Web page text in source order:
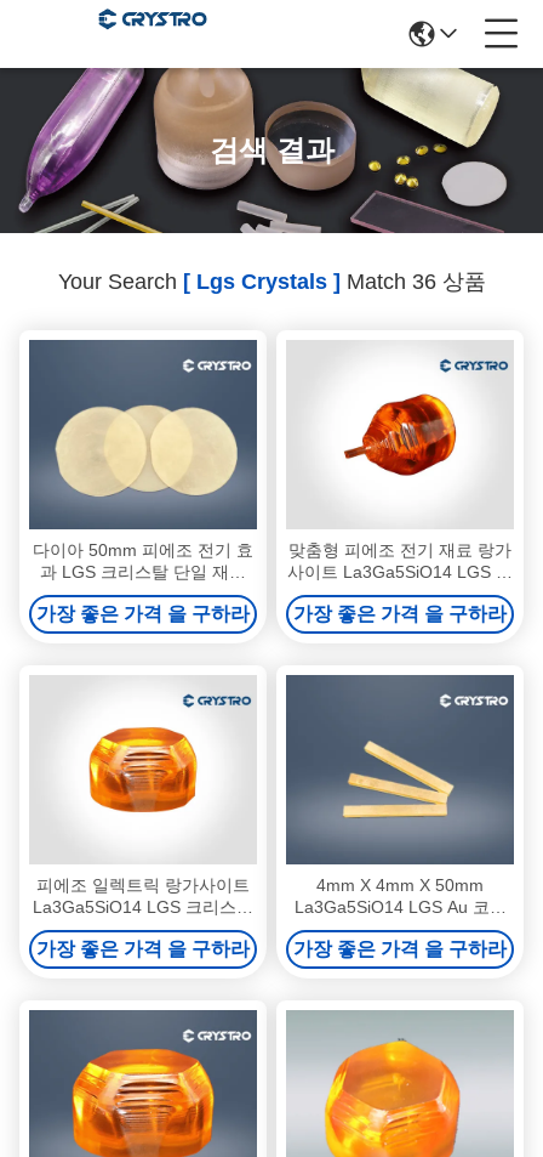
검색 결과
Your Search [ Lgs Crystals ] Match 36 상품
다이아 50mm 피에조 전기 효
과 LGS 크리스탈 단일 재료
사용자 지정 각 방향
가장 좋은 가격 을 구하라
맞춤형 피에조 전기 재료 랑가
사이트 La3Ga5SiO14 LGS 크
리스탈
가장 좋은 가격 을 구하라
피에조 일렉트릭 랑가사이트
La3Ga5SiO14 LGS 크리스탈
사용자 정의 Q 스위치 재료
가장 좋은 가격 을 구하라
4mm X 4mm X 50mm
La3Ga5SiO14 LGS Au 코팅
바와 함께 단일 크리스탈
가장 좋은 가격 을 구하라